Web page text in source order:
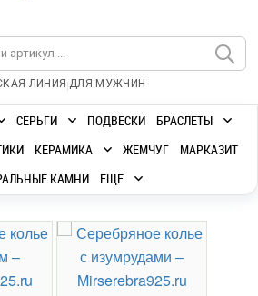
ЛИНИЯ |ДЛЯ МУЖЧИН
СЕРЬГИ ПОДВЕСКИ
БРАСЛЕТЫ
КЕРАМИКА ЖЕМЧУГ
МАРКАЗИТ
КАМНИ
ЕЩЁ